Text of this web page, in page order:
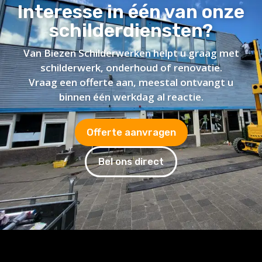
Interesse in één van onze
schilderdiensten?
Van Biezen Schilderwerken helpt u graag met
schilderwerk, onderhoud of renovatie.
Vraag een offerte aan, meestal ontvangt u
binnen één werkdag al reactie.
Offerte aanvragen
Bel ons direct